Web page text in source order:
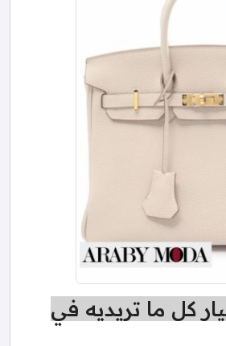
كل ما تريديه في